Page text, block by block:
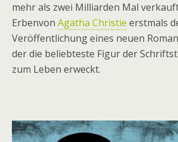
mehr als zwei Milliarden Mal
Erbenvon Agatha Christie erstmals
Veröffentlichung eines neuen
der die beliebteste Figur der
zum Leben erweckt.